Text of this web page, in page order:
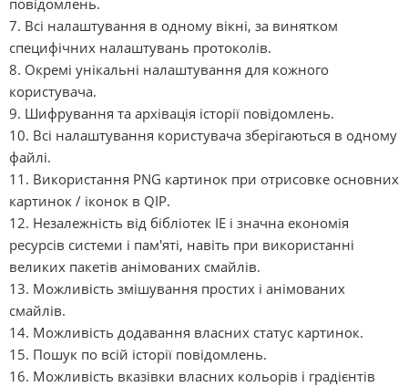
7. Всі налаштування в одному вікні, за винятком
специфічних налаштувань протоколів.
8. Окремі унікальні налаштування для кожного
користувача.
9. Шифрування та архівація історії повідомлень.
10. Всі налаштування користувача зберігаються в одному
файлі.
11. Використання PNG картинок при отрисовке основних
картинок / іконок в QIP.
12. Незалежність від бібліотек IE і значна економія
ресурсів системи і пам'яті, навіть при використанні
великих пакетів анімованих смайлів.
13. Можливість змішування простих і анімованих
смайлів.
14. Можливість додавання власних статус картинок.
15. Пошук по всій історії повідомлень.
16. Можливість вказівки власних кольорів і градієнтів